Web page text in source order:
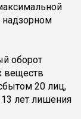
надзорном
оборот
веществ
20 лиц,
лет лишения